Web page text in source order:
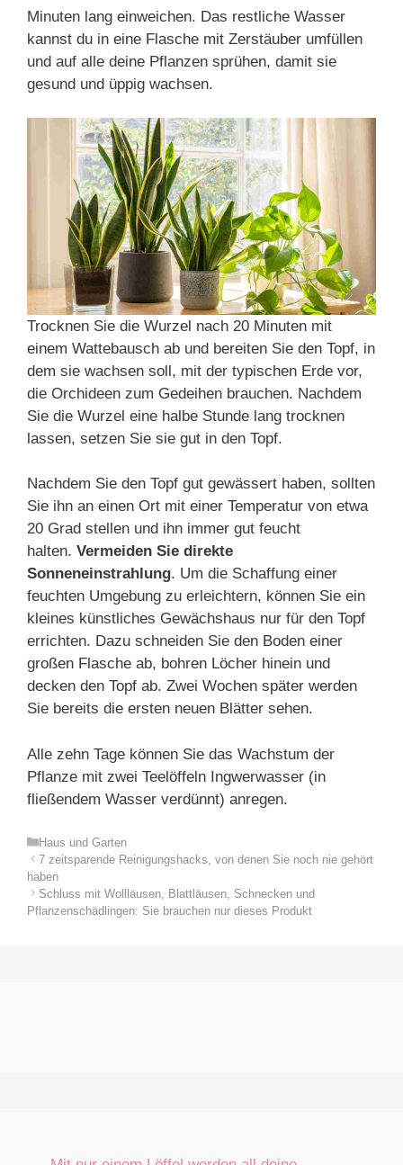
Minuten lang einweichen. Das restliche Wasser
kannst du in eine Flasche mit Zerstäuber umfüllen
und auf alle deine Pflanzen sprühen, damit sie
gesund und üppig wachsen.
Trocknen Sie die Wurzel nach 20 Minuten mit
einem Wattebausch ab und bereiten Sie den Topf, in
dem sie wachsen soll, mit der typischen Erde vor,
die Orchideen zum Gedeihen brauchen. Nachdem
Sie die Wurzel eine halbe Stunde lang trocknen
lassen, setzen Sie sie gut in den Topf.
Nachdem Sie den Topf gut gewässert haben, sollten
Sie ihn an einen Ort mit einer Temperatur von etwa
20 Grad stellen und ihn immer gut feucht
halten. Vermeiden Sie direkte
Sonneneinstrahlung. Um die Schaffung einer
feuchten Umgebung zu erleichtern, können Sie ein
kleines künstliches Gewächshaus nur für den Topf
errichten. Dazu schneiden Sie den Boden einer
großen Flasche ab, bohren Löcher hinein und
decken den Topf ab. Zwei Wochen später werden
Sie bereits die ersten neuen Blätter sehen.
Alle zehn Tage können Sie das Wachstum der
Pflanze mit zwei Teelöffeln Ingwerwasser (in
fließendem Wasser verdünnt) anregen.
Kategorien
Haus und Garten
7 zeitsparende Reinigungshacks, von denen Sie noch nie gehört
haben
Schluss mit Wollläusen, Blattläusen, Schnecken und
Pflanzenschädlingen: Sie brauchen nur dieses Produkt